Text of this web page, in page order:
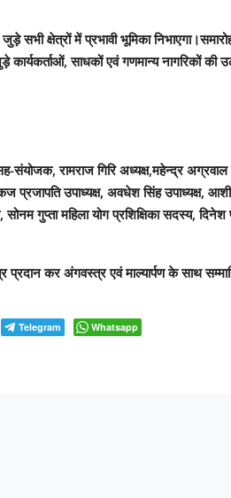
क्षेत्रों में प्रभावी भूमिका
साधकों एवं गणमान्य नागरिकों की
संयोजक, रामराज गिरि अध्यक्ष,महेन्द्र
उपाध्यक्ष, अवधेश सिंह उपाध्यक्ष,
गुप्ता महिला योग प्रशिक्षिका सदस्य,
कर अंगवस्त्र एवं माल्यार्पण के साथ
Telegram Whatsapp